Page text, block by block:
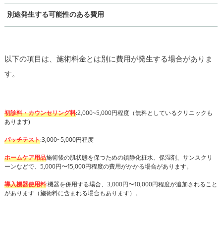
別途発生する可能性のある費用
以下の項目は、施術料金とは別に費用が発生する場合がありま
す。
初診料・カウンセリング料:2,000~5,000円程度（無料としているクリニックも
あります)
パッチテスト:3,000~5,000円程度
ホームケア用品施術後の肌状態を保つための鎮静化粧水、保湿剤、サンスクリ
ーンなどで、5,000円〜15,000円程度の費用がかかる場合があります。
導入機器使用料:機器を併用する場合、3,000円〜10,000円程度が追加されること
があります（施術料に含まれる場合もあります）。